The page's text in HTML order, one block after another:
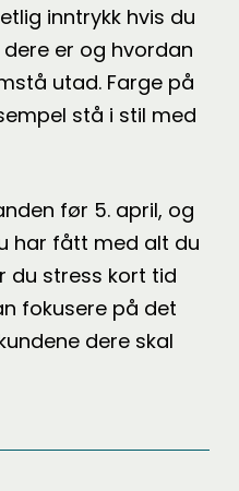
inntrykk hvis du
er og hvordan
utad. Farge på
stå i stil med
før 5. april, og
har fått med alt du
du stress kort tid
fokusere på det
dere skal